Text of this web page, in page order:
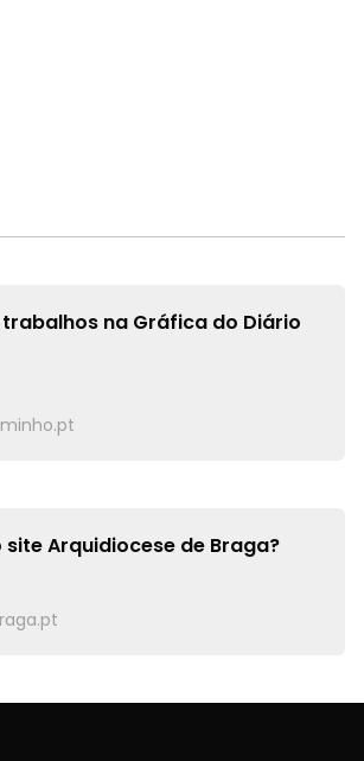
trabalhos na Gráfica do Diário
siteArquidiocese de Braga?